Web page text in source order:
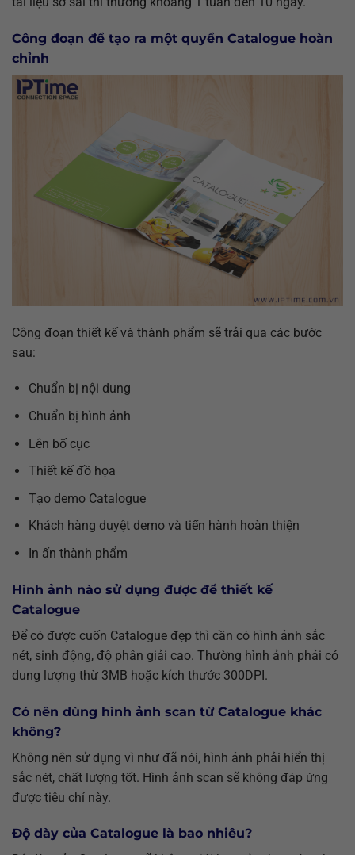
Công đoạn để tạo ra một quyển Catalogue hoàn
chỉnh
Công đoạn thiết kế và thành phẩm sẽ trải qua các bước
sau:
Chuẩn bị nội dung
Chuẩn bị hình ảnh
Lên bố cục
Thiết kế đồ họa
Tạo demo Catalogue
Khách hàng duyệt demo và tiến hành hoàn thiện
In ấn thành phẩm
Hình ảnh nào sử dụng được để thiết kế
Catalogue
Để có được cuốn Catalogue đẹp thì cần có hình ảnh sắc
nét, sinh động, độ phân giải cao. Thường hình ảnh phải có
dung lượng thừ 3MB hoặc kích thước 300DPI.
Có nên dùng hình ảnh scan từ Catalogue khác
không?
Không nên sử dụng vì như đã nói, hình ảnh phải hiển thị
sắc nét, chất lượng tốt. Hình ảnh scan sẽ không đáp ứng
được tiêu chí này.
Độ dày của Catalogue là bao nhiêu?